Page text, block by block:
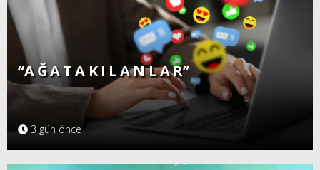
“A Ğ A T A K I L A N L A R”
3 gün önce